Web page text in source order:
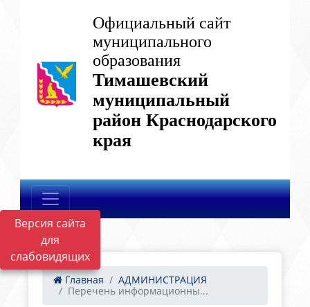
Версия сайта
для
слабовидящих
Официальный сайт
муниципального
образования
Тимашевский
муниципальный
район Краснодарского
края
Главная
АДМИНИСТРАЦИЯ
Перечень информационны...